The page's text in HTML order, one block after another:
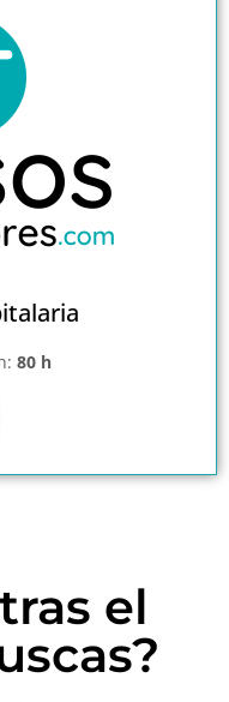
80 h
el